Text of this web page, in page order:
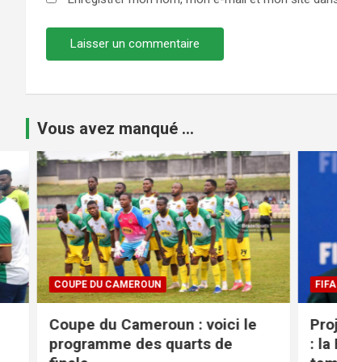
Vous avez manqué ...
COUPE DU CAMEROUN
Coupe du Cameroun : voici le
programme des quarts de
FIFA /
: la